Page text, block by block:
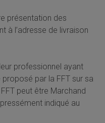
présentation des
à l’adresse de livraison
professionnel ayant
par la FFT sur sa
peut être Marchand
indiqué au